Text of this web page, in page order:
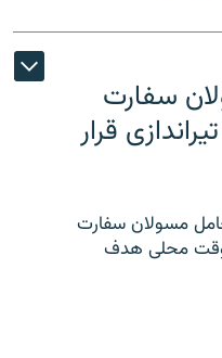
سفارت
قرار
مسولان سفارت
وقت محلی هدف